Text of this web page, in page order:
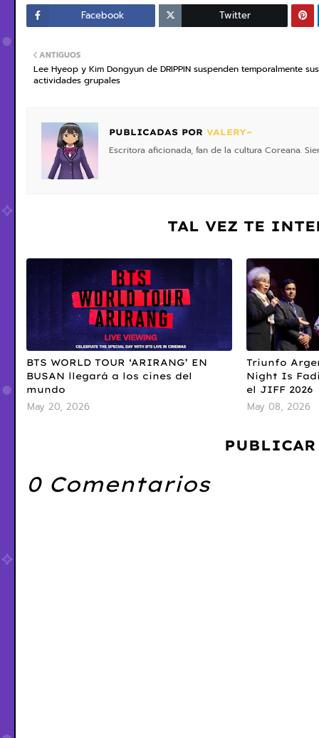
Facebook Twitter
ANTIGUOS
Lee Hyeop y Kim Dongyun de DRIPPIN suspenden temporalmente sus
actividades grupales
PUBLICADAS POR VALERY~
Escritora aficionada, fan de la cultura Coreana.
TAL VEZ TE
BTS WORLD TOUR ‘ARIRANG’ EN
BUSAN llegará a los cines del
mundo
May 20, 2026
Triunfo
Night Is
el JIFF 2026
May 08, 2026
0 Comentarios